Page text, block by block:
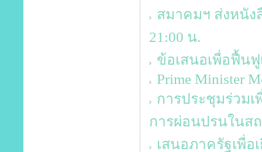
สมาคมฯ ส่งหนัง
21:00 น.
ข้อเสนอเพื่อฟื้นฟู
Prime Minister
การประชุมร่วม
การผ่อนปรนในส
เสนอภาครัฐเพื่อ